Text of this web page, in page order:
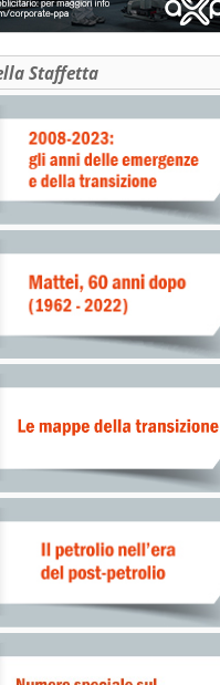
2002 alle 16.20.
SERVIZIO . FEGICA
Staffetta